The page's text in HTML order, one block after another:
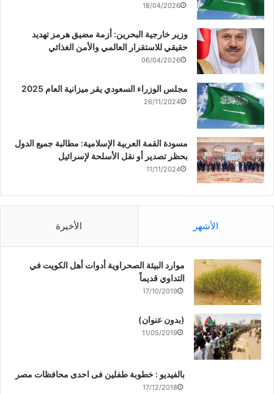
لمختلف قضايا الأمتين العربية
18/04/2026
وزير خارجية البحرين: أزمة مضيق هرمز تهديد
حقيقي للاستقرار العالمي والأمن الغذائي
06/04/2026
مجلس الوزراء السعودي يقر ميزانية العام 2025
26/11/2024
مسودة القمة العربية الإسلامية: مطالبة جميع الدول
بحظر تصدير أو نقل الأسلحة لإسرائيل
11/11/2024
الأشهر الأخيرة
موارد البيئة الصحراوية أدوات أهل الكويت في
التداوي قديماً
17/10/2019
(بدون عنوان)
11/05/2019
بالفيديو : خطوبة طفلين فى احدى محافظات مصر
17/12/2018